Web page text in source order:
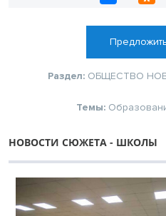
Раздел: ОБЩЕСТВО
Темы:
НОВОСТИ СЮЖЕТА - ШКОЛЫ